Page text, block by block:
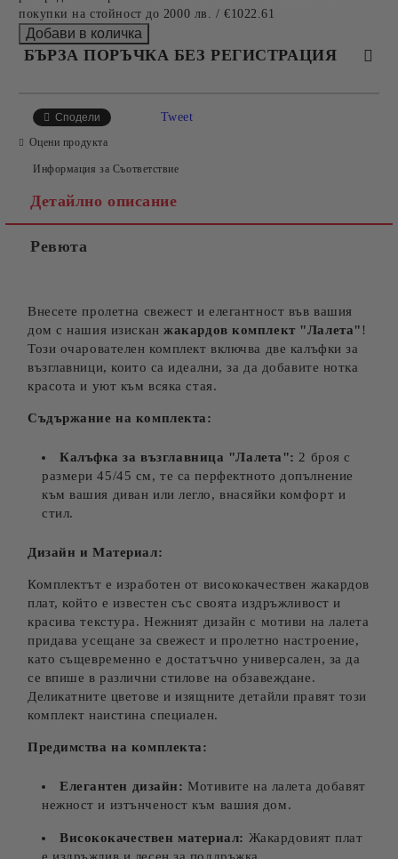
покупки на стойност до 2000 лв. / €1022.61
БЪРЗА ПОРЪЧКА БЕЗ РЕГИСТРАЦИЯ
Сподели Tweet
Оцени продукта
Информация за Съответствие
Детайлно описание
Ревюта
Внесете пролетна свежест и елегантност във вашия
дом с нашия изисканжакардов комплект "Лалета"!
Този очарователен комплект включва две калъфки за
възглавници, които са идеални, за да добавите нотка
красота и уют към всяка стая.
Съдържание на комплекта:
Калъфка за възглавница "Лалета": 2 броя с
размери 45/45 см, те са перфектното допълнение
към вашия диван или легло, внасяйки комфорт и
стил.
Дизайн и Материал:
Комплектът е изработен от висококачествен жакардов
плат, който е известен със своята издръжливост и
красива текстура. Нежният дизайн с мотиви на лалета
придава усещане за свежест и пролетно настроение,
като същевременно е достатъчно универсален, за да
се впише в различни стилове на обзавеждане.
Деликатните цветове и изящните детайли правят този
комплект наистина специален.
Предимства на комплекта:
Елегантен дизайн: Мотивите на лалета добавят
нежност и изтънченост към вашия дом.
Висококачествен материал: Жакардовият плат